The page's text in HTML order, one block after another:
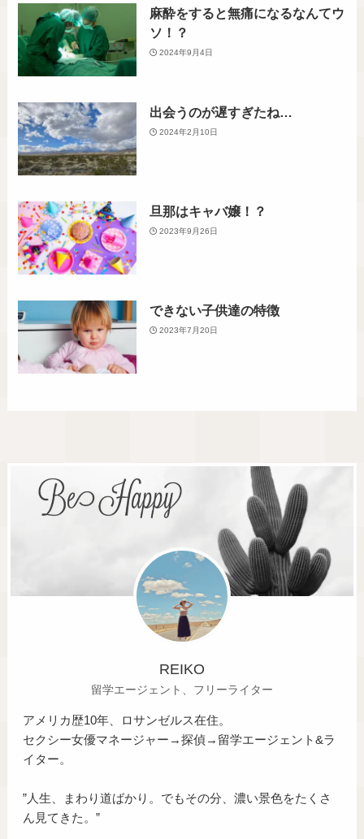
麻酔をすると無痛になるなんてウ
ソ！？
2024年9月4日
出会うのが遅すぎたね…
2024年2月10日
旦那はキャバ嬢！？
2023年9月26日
できない子供達の特徴
2023年7月20日
REIKO
留学エージェント、フリーライター
アメリカ歴10年、ロサンゼルス在住。
セクシー女優マネージャー→探偵→留学エージェント&ラ
イター。
”人生、まわり道ばかり。でもその分、濃い景色をたくさ
ん見てきた。”